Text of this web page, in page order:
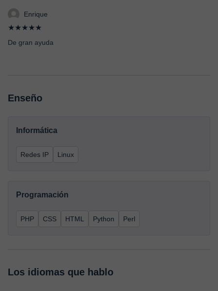
Enrique
★★★★★
De gran ayuda
Enseño
Informática
Redes IP Linux
Programación
PHP CSS HTML Python Perl
Los idiomas que hablo